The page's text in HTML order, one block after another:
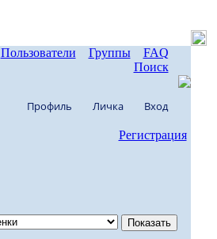
Пользователи Группы
FAQ
Поиск
Профиль Личка Вход
Регистрация